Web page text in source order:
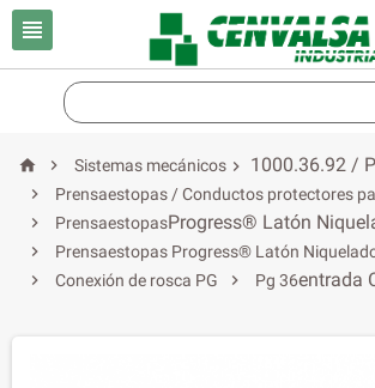

 
Sistemas mecánicos

Prensaestopas / Conductos protectores

Prensaestopas

Prensaestopas Progress® Latón

Conexión de rosca PG  Pg 36
 1000.36.92 /
Progress® Latón
entrada